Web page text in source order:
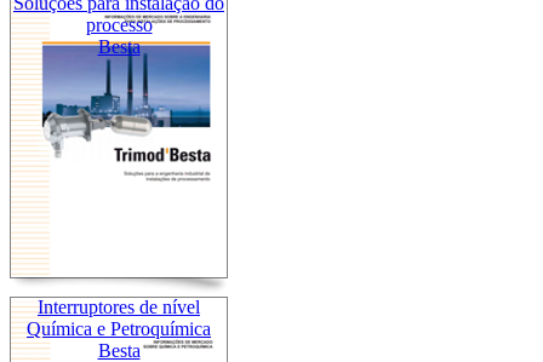
processo
Besta
Interruptores de nível
Química e Petroquímica
Besta